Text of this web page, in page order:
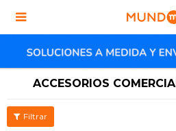

ACCESORIOS